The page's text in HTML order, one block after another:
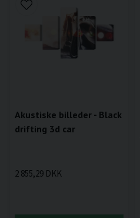
Akustiske billeder - Black
drifting 3d car
2 855,29 DKK